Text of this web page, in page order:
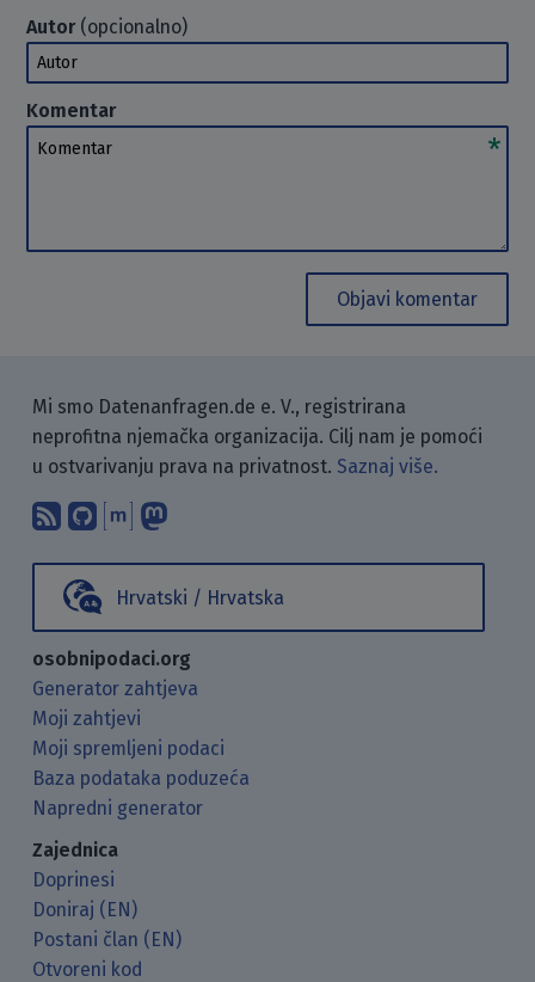
Autor(opcionalno)
Autor
Komentar
Komentar
Objavi komentar
Mi smo Datenanfragen.de e. V., registrirana
neprofitna njemačka organizacija. Cilj nam je pomoći
u ostvarivanju prava na privatnost. Saznaj više.
Pretplati se na naš blog koristeći
Pronađi nas na GitHubu.
Raspravljaj s nama putem
Hrvatski / Hrvatska
osobnipodaci.org
Generator zahtjeva
Moji zahtjevi
Moji spremljeni podaci
Baza podataka poduzeća
Napredni generator
Zajednica
Doprinesi
Doniraj (EN)
Postani član (EN)
Otvoreni kod